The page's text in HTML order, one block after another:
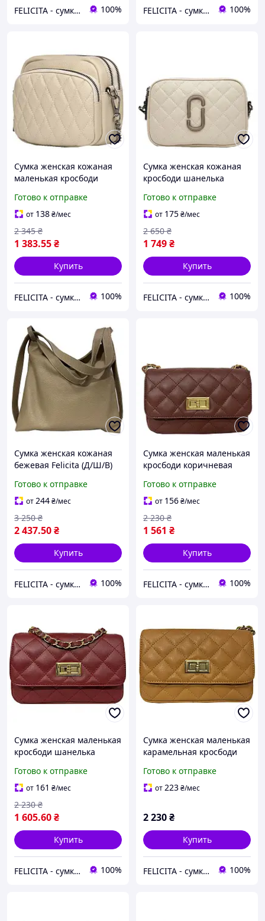
FELICITA - сумки і аксесуари з натуральної шкіри преміум класу 100% FELICITA - сумки і аксесуари з натуральної шкіри преміум класу 100%
Сумка женская кожаная
маленькая кросбоди
Felicita (Д/Ш/В) 19/10/15
(см)
Готово к отправке
от 138₴/мес
1 383.55₴
2 345 ₴
Купить
FELICITA - сумки і аксесуари з натуральної шкіри преміум класу 100%
Сумка женская кожаная
кросбоди шанелька
22/8/16 (см)
Готово к отправке
от 175₴/мес
1 749₴
2 650 ₴
Купить
FELICITA - сумки і аксесуари з натуральної шкіри преміум класу 100%
Сумка женская кожаная
бежевая Felicita (Д/Ш/В)
Готово к отправке
от244₴/мес
2 437.50₴
3 250 ₴
Купить
FELICITA - сумки і аксесуари з натуральної шкіри преміум класу 100%
Сумка женская маленькая
кросбоди коричневая
Ш/В) 19/6/12(см)
Готово к отправке
от 156₴/мес
1 561 ₴
2 230 ₴
Купить
FELICITA - сумки і аксесуари з натуральної шкіри преміум класу 100%
Сумка женская маленькая
кросбоди шанелька
итальянская (Д/Ш/В)
19/6/12(см)
Готово к отправке
от 161 ₴/мес
1 605.60₴
2 230 ₴
Купить
FELICITA - сумки і аксесуари з натуральної шкіри преміум класу 100%
Сумка женская маленькая
карамельная кросбоди
итальянская (Д/Ш/В)
19/6/12(см)
Готово к отправке
от223₴/мес
2 230₴
Купить
FELICITA - сумки і аксесуари з натуральної шкіри преміум класу 100%